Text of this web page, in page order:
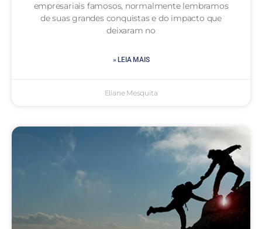
empresariais famosos, normalmente lembramos
de suas grandes conquistas e do impacto que
deixaram no
» LEIA MAIS
Eliane Mesquita